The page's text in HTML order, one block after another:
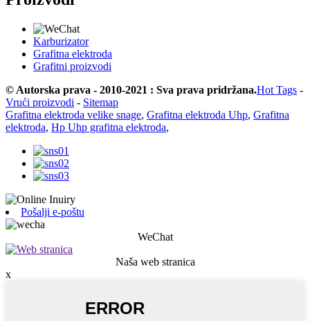
Karburizator
Grafitna elektroda
Grafitni proizvodi
© Autorska prava - 2010-2021 : Sva prava pridržana.Hot Tags -
Vrući proizvodi - Sitemap
Grafitna elektroda velike snage, Grafitna elektroda Uhp, Grafitna
elektroda, Hp Uhp grafitna elektroda,
Pošalji e-poštu
WeChat
Naša web stranica
x